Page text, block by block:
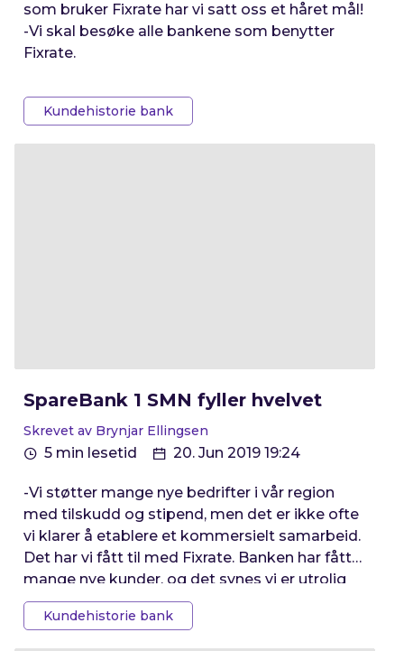
som bruker Fixrate har vi satt oss et håret mål!
-Vi skal besøke alle bankene som benytter
Fixrate.
Kundehistorie bank
SpareBank 1 SMN fyller hvelvet
Skrevet av Brynjar Ellingsen
5 min lesetid 20. Jun 2019 19:24
-Vi støtter mange nye bedrifter i vår region
med tilskudd og stipend, men det er ikke ofte
vi klarer å etablere et kommersielt samarbeid.
Det har vi fått til med Fixrate. Banken har fått
mange nye kunder, og det synes vi er utrolig
bra, sier Banksjef for SpareBank 1 SMN på
Steinkjer Gunnar Thorsen.
Kundehistorie bank